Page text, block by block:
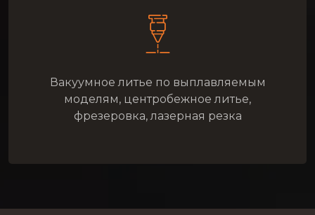
Вакуумное литье по выплавляемым
моделям, центробежное литье,
фрезеровка, лазерная резка